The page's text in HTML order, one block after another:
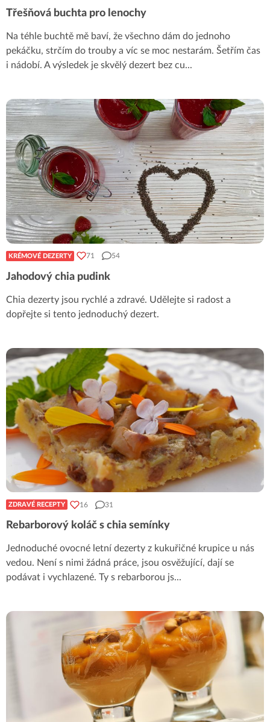
Třešňová buchta pro lenochy
Na téhle buchtě mě baví, že všechno dám do jednoho
pekáčku, strčím do trouby a víc se moc nestarám. Šetřím čas
i nádobí. A výsledek je skvělý dezert bez cu...
KRÉMOVÉ DEZERTY 71 54
Jahodový chia pudink
Chia dezerty jsou rychlé a zdravé. Udělejte si radost a
dopřejte si tento jednoduchý dezert.
ZDRAVÉ RECEPTY 16 31
Rebarborový koláč s chia semínky
Jednoduché ovocné letní dezerty z kukuřičné krupice u nás
vedou. Není s nimi žádná práce, jsou osvěžující, dají se
podávat i vychlazené. Ty s rebarborou js...